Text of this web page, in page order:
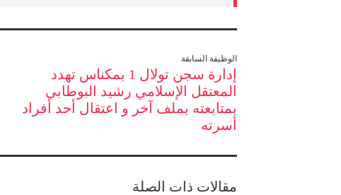
الوظيفة السابقة
إدارة سجن تولال 1 بمكناس تهدد
المعتقل الإسلامي رشيد البوطابي
بمتابعته بملف آخر و اعتقال أحد أفراد
أسرته
مقالات ذات الصلة